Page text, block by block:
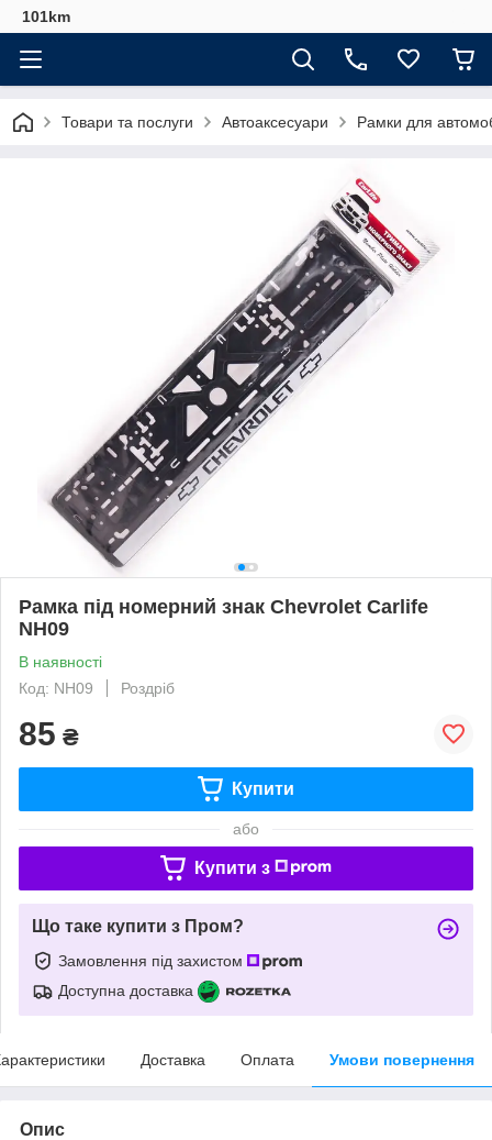
101km
Товари та послуги Автоаксесуари Рамки для
Рамка під номерний знак Chevrolet Carlife
NH09
В наявності
Код: NH09
Роздріб
85 ₴
Купити
або
Купити з
Що таке купити з Пром?
Замовлення під захистом
Доступна доставка
Доставка Оплата Умови повернення
Опис